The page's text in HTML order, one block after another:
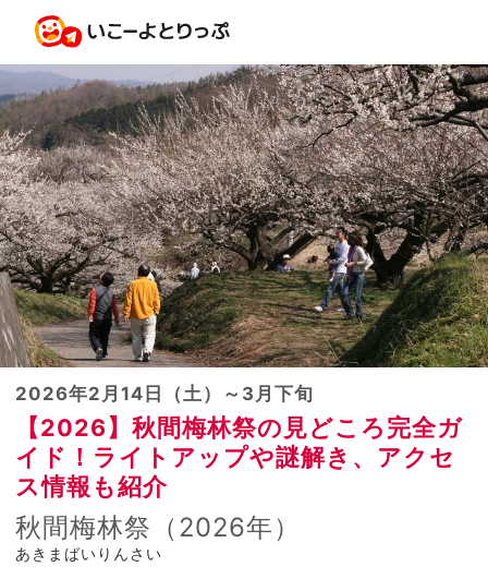
2026年2月14日（土）～3月下旬
【2026】秋間梅林祭の見どころ完全ガ
イド！ライトアップや謎解き、アクセ
ス情報も紹介
秋間梅林祭（2026年）
あきまばいりんさい